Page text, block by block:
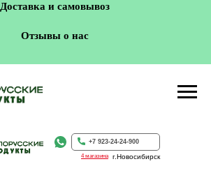
Доставка и самовывоз
Отзывы о нас
г.Новосибирск
+7 923-24-24-900
4 магазина